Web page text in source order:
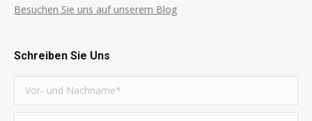
Besuchen Sie uns auf unserem Blog
Schreiben Sie Uns